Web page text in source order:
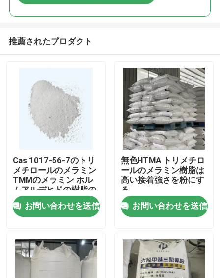
製品
推薦されたプロダクト
Cas 1017-56-7のトリ
メチロールのメラミン
TMMのメラミン ホル
ムアルデヒドの樹脂の
粉
お問い合わせを送信
無色HTMA トリメチロ
ールのメラミン樹脂は
高い接着強さを粉にす
る
お問い合わせを送信